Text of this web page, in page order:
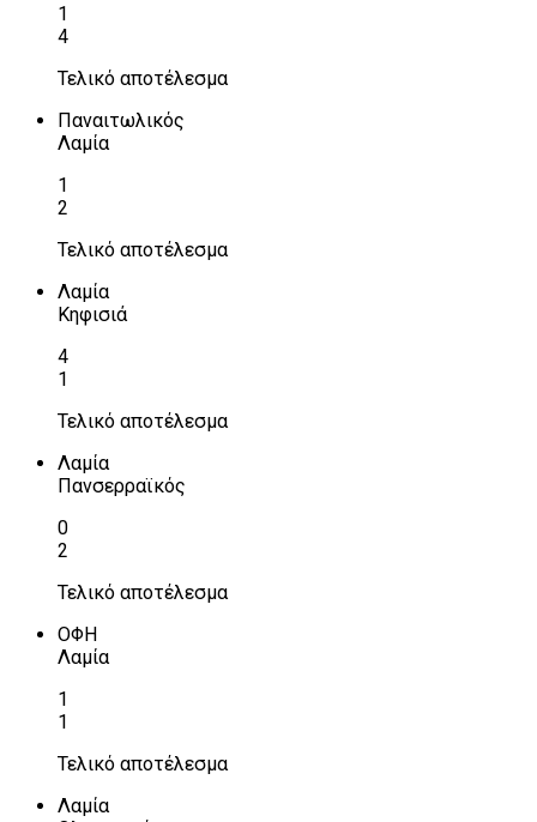
1
4
Τελικό αποτέλεσμα
Παναιτωλικός
Λαμία
1
2
Τελικό αποτέλεσμα
Λαμία
Κηφισιά
4
1
Τελικό αποτέλεσμα
Λαμία
Πανσερραϊκός
0
2
Τελικό αποτέλεσμα
ΟΦΗ
Λαμία
1
1
Τελικό αποτέλεσμα
Λαμία